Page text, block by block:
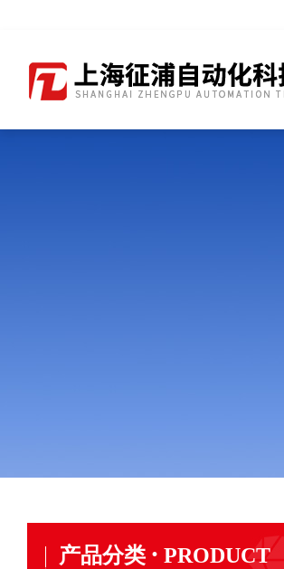
产品分类 · PRODUCT